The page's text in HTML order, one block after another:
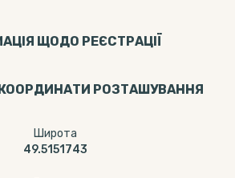
ЩОДО РЕЄСТРАЦІЇ
КООРДИНАТИ РОЗТАШУВАННЯ
Широта
49.5151743